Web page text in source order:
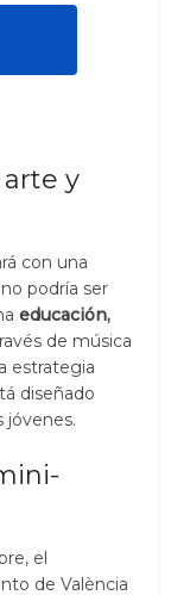
y
con una
podría ser
educación,
de música
estrategia
diseñado
jóvenes.
el
de València